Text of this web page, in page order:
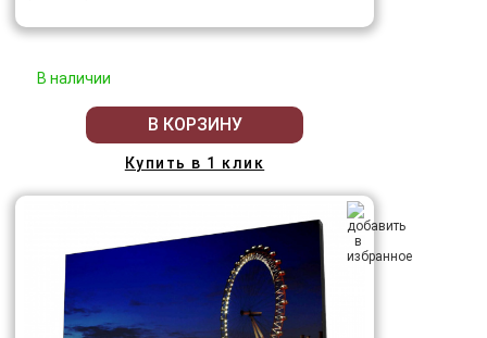
В наличии
В КОРЗИНУ
Купить в 1 клик